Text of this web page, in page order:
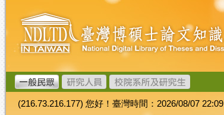
跳
到
主
要
內
容
臺
灣
博
碩
士
論
文
加
(216.73.216.177) 您好！臺灣時間：2026/08/07 22:09